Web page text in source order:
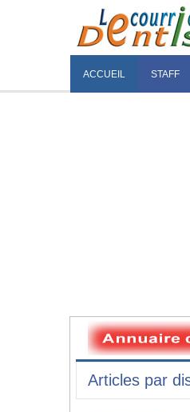
ACCUEIL STAFF
Articles par